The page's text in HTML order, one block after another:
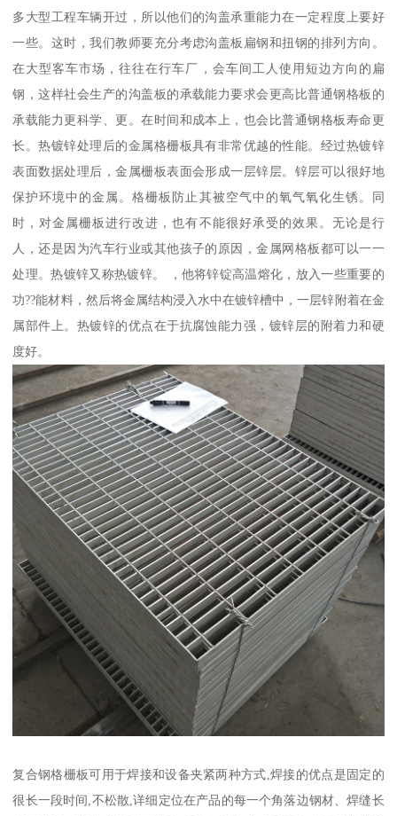
多大型工程车辆开过，所以他们的沟盖承重能力在一定程度上要好
一些。这时，我们教师要充分考虑沟盖板扁钢和扭钢的排列方向。
在大型客车市场，往往在行车厂，会车间工人使用短边方向的扁
钢，这样社会生产的沟盖板的承载能力要求会更高比普通钢格板的
承载能力更科学、更。在时间和成本上，也会比普通钢格板寿命更
长。热镀锌处理后的金属格栅板具有非常优越的性能。经过热镀锌
表面数据处理后，金属栅板表面会形成一层锌层。锌层可以很好地
保护环境中的金属。格栅板防止其被空气中的氧气氧化生锈。同
时，对金属栅板进行改进，也有不能很好承受的效果。无论是行
人，还是因为汽车行业或其他孩子的原因，金属网格板都可以一一
处理。热镀锌又称热镀锌。 ，他将锌锭高温熔化，放入一些重要的
功??能材料，然后将金属结构浸入水中在镀锌槽中，一层锌附着在金
属部件上。热镀锌的优点在于抗腐蚀能力强，镀锌层的附着力和硬
度好。
复合钢格栅板可用于焊接和设备夹紧两种方式,焊接的优点是固定的
很长一段时间,不松散,详细定位在产品的每一个角落边钢材、焊缝长